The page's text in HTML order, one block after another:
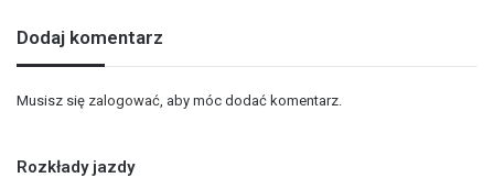
Dodaj komentarz
Musisz się zalogować , aby móc dodać komentarz.
Rozkłady jazdy